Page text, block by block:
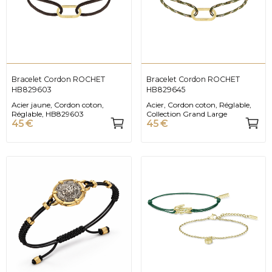
Bracelet Cordon ROCHET
HB829603
Acier jaune, Cordon coton,
Réglable, HB829603
45 €
Bracelet Cordon ROCHET
HB829645
Acier, Cordon coton, Réglable,
Collection Grand Large
45 €